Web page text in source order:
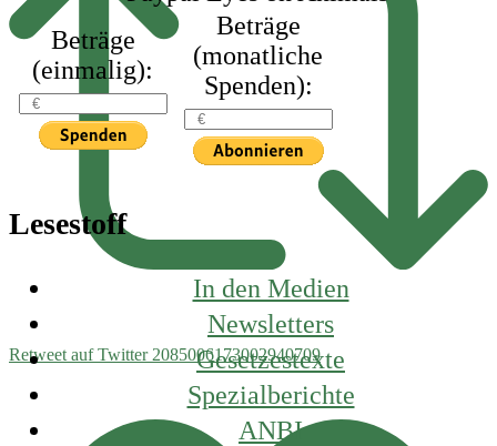
Retweet auf Twitter 2085006173002940709
Beträge
(einmalig):
Beträge
(monatliche
Spenden):
Lesestoff
In den Medien
Newsletters
Gesetzestexte
Spezialberichte
ANBI